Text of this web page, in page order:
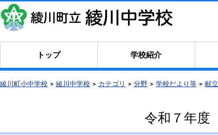
トップ 学校紹介
綾川町小中学校 綾川中学校 カテゴリ 分野 学校だより等 献
令和７年